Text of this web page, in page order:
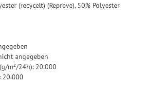
(recycelt) (Repreve), 50% Polyester
angegeben
m²/24h): 20.000
20.000